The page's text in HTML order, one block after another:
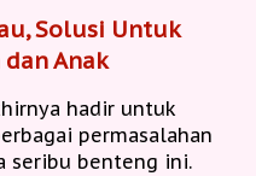
Solusi Untuk
Anak
hadir untuk
permasalahan
seribu benteng ini.